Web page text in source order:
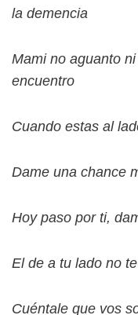
la demencia
Mami no aguanto
encuentro
Cuando estas al
Dame una chance
Hoy paso por ti,
El de a tu lado no
Cuéntale que vos